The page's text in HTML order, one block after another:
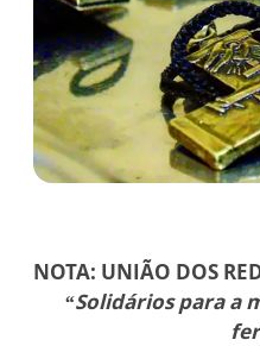
NOTA: UNIÃO DOS
“Solidários para a